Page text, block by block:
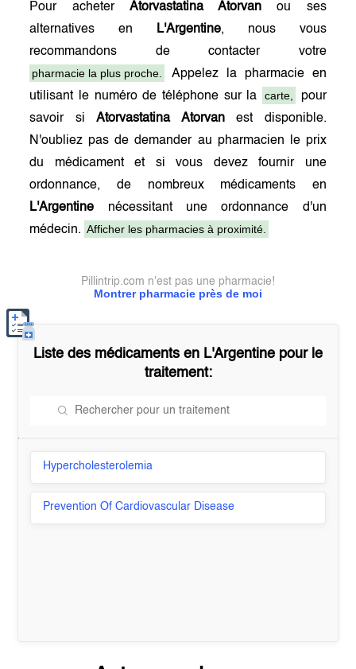
Pour acheter Atorvastatina Atorvan ou ses
alternatives en
L'Argentine, nous vous
recommandons de contacter votre
pharmacie la plus proche.
Appelez la pharmacie en
utilisant le numéro de téléphone sur la
carte,
pour
savoir siAtorvastatina Atorvanest disponible.
N'oubliez pas de demander au pharmacien le prix
du médicament et si vous devez fournir une
ordonnance, de nombreux médicaments en
L'Argentine nécessitant une ordonnance d'un
médecin. Afficher les pharmacies à proximité.
Montrer pharmacie près de moi
Pillintrip.com n'est pas une pharmacie!
Liste des médicaments en L'Argentine pour le
traitement:
Hypercholesterolemia
Prevention Of Cardiovascular Disease